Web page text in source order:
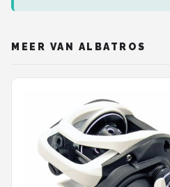
MEER VAN ALBATROS